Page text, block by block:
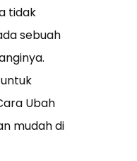
tidak
sebuah
Ubah
mudah di